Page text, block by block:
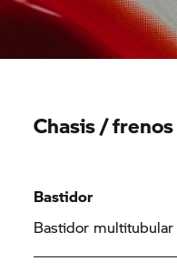
Chasis / frenos
Bastidor
Bastidor multitubular